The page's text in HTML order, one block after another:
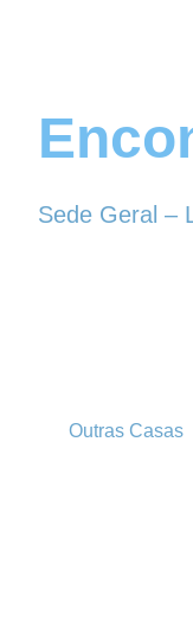
Sede Geral –
Outras Casas